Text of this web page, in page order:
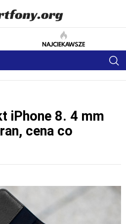
NAJCIEKAWSZE
iPhone 8. 4 mm
cena co